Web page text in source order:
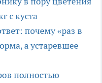
с куста
почему «раз в
а устаревшее
полностью